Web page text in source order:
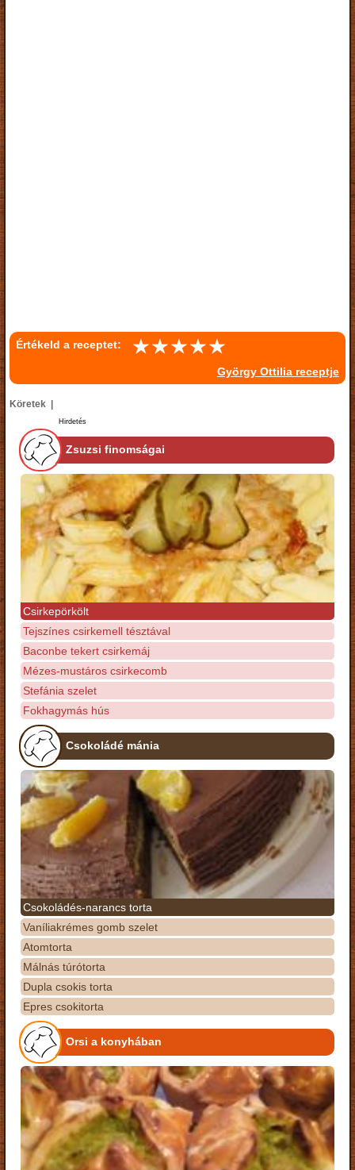
Értékeld a receptet:
György Ottilia receptje
Köretek |
Hirdetés
Zsuzsi finomságai
Csirkepörkölt
Tejszínes csirkemell tésztával
Baconbe tekert csirkemáj
Mézes-mustáros csirkecomb
Stefánia szelet
Fokhagymás hús
Csokoládé mánia
Csokoládés-narancs torta
Vaníliakrémes gomb szelet
Atomtorta
Málnás túrótorta
Dupla csokis torta
Epres csokitorta
Orsi a konyhában